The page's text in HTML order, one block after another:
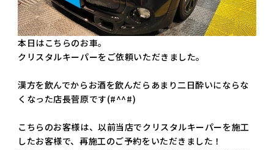
本日はこちらのお車。
クリスタルキーパーをご依頼いただきました。
漢方を飲んでからお酒を飲んだらあまり二日酔いにならな
くなった店長菅原です(#^^#)
こちらのお客様は、以前当店でクリスタルキーパーを施工
したお客様で、再施工のご予約をいただきました！